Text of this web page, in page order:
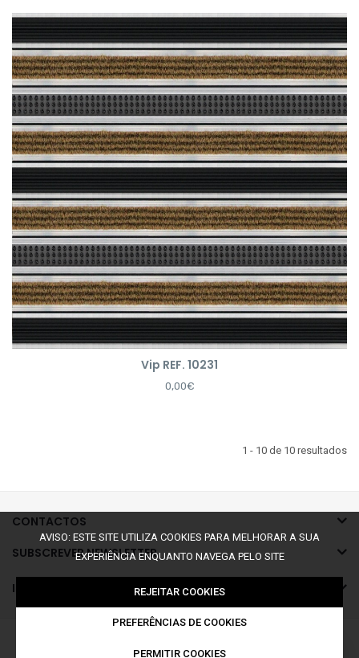
AVISO: ESTE SITE UTILIZA COOKIES PARA MELHORAR A SUA
EXPERIÊNCIA ENQUANTO NAVEGA PELO SITE
REJEITAR COOKIES
PREFERÊNCIAS DE COOKIES
PERMITIR COOKIES
Vip REF. 10231
0,00€
1 - 10 de 10 resultados
CONTACTOS
SUBSCREVER NEWSLETTER
INFORMAÇÕES
©2026 Todos os Direitos Reservados a Limpopé